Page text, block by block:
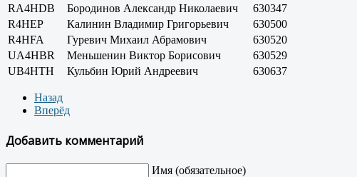
RA4HDB
Бородинов Александр Николаевич
630347
R4HEP
Калинин Владимир Григорьевич
630500
R4HFA
Гуревич Михаил Абрамович
630520
UA4HBR
Меньшенин Виктор Борисович
630529
UB4HTH
Кульбин Юрий Андреевич 630637
Назад
Вперёд
Добавить комментарий
Имя (обязательное)